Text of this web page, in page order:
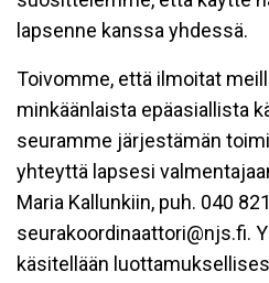
lapsenne kanssa yhdessä.
Toivomme, että ilmoitat
minkäänlaista epäasiallista
seuramme järjestämän
yhteyttä lapsesi
Maria Kallunkiin, puh. 040
seurakoordinaattori@njs.fi.
käsitellään